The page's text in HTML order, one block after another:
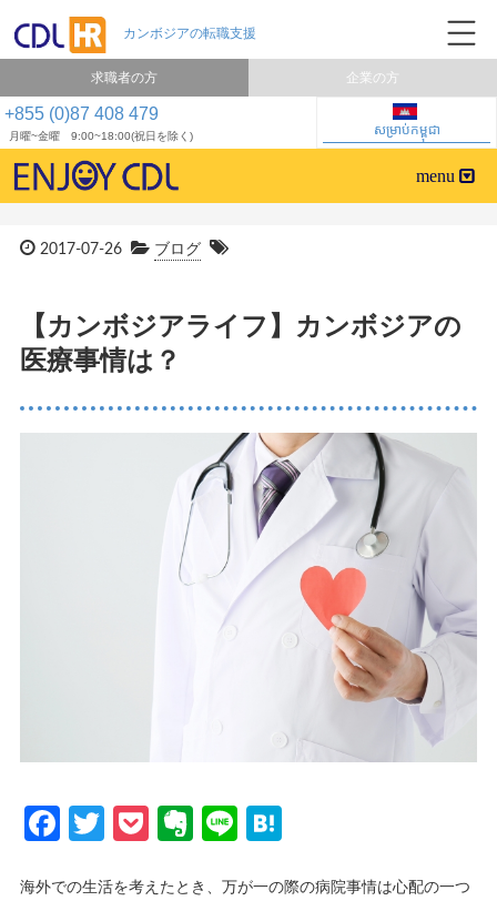
+855 (0)87 408 479
月曜~金曜 9:00~18:00(祝日を除く) សម្រាប់កម្ពុជា
求職者の方 企業の方
2017-07-26 ブログ
【カンボジアライフ】カンボジアの
医療事情は？
Facebook
Twitter
PocketEvernote
Line
海外での生活を考えたとき、万が一の際の病院事情は心配の一つ